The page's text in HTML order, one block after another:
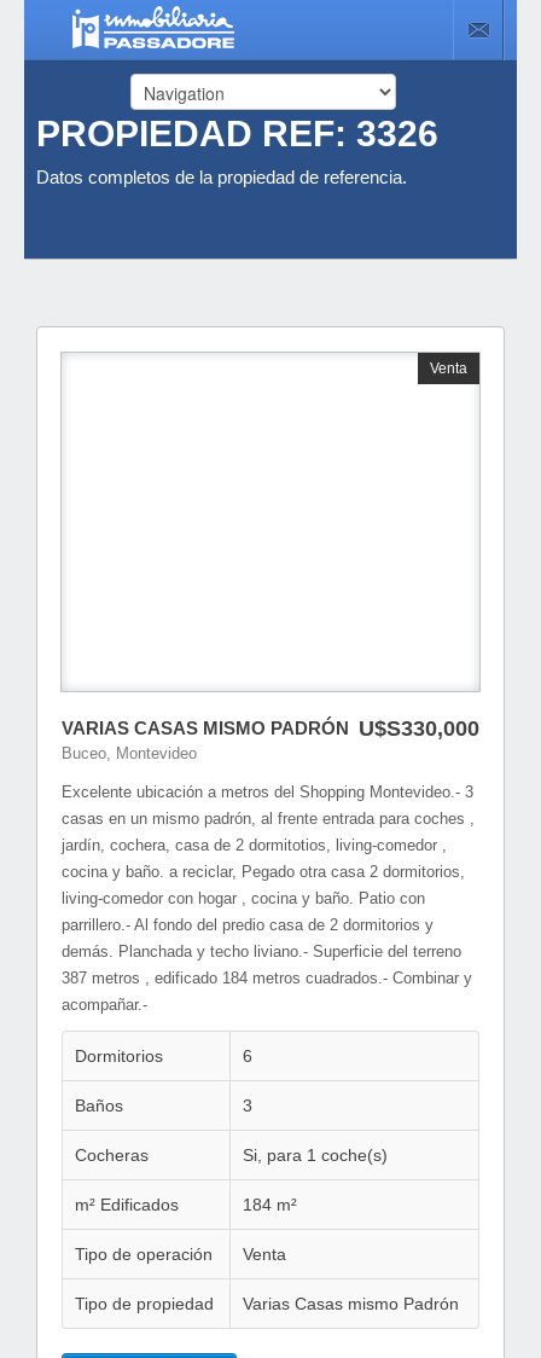
PROPIEDAD REF: 3326
Datos completos de la propiedad de referencia.
Venta
VARIAS CASAS MISMO PADRÓN
Buceo, Montevideo
U$S330,000
Excelente ubicación a metros del Shopping Montevideo.- 3
casas en un mismo padrón, al frente entrada para coches ,
jardín, cochera, casa de 2 dormitotios, living-comedor ,
cocina y baño. a reciclar, Pegado otra casa 2 dormitorios,
living-comedor con hogar , cocina y baño. Patio con
parrillero.- Al fondo del predio casa de 2 dormitorios y
demás. Planchada y techo liviano.- Superficie del terreno
387 metros , edificado 184 metros cuadrados.- Combinar y
acompañar.-
Dormitorios 6
Baños 3
Cocheras Si, para 1 coche(s)
m² Edificados 184 m²
Tipo de operación Venta
Tipo de propiedad Varias Casas mismo Padrón